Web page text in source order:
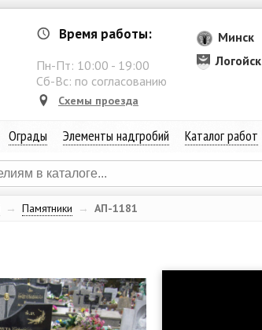
Время работы:
Пн-Пт: 10:00 - 19:00
Сб-Вс: по согласованию
Схемы проезда
Минск
Логойск
Ограды Элементы надгробий Каталог работ
→ Памятники → АП-1181